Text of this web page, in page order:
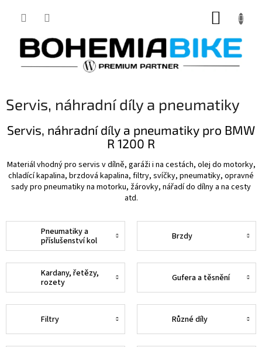
Servis, náhradní díly a pneumatiky
Servis, náhradní díly a pneumatiky pro BMW
R 1200 R
Materiál vhodný pro servis v dílně, garáži i na cestách, olej do motorky,
chladící kapalina, brzdová kapalina, filtry, svíčky, pneumatiky, opravné
sady pro pneumatiky na motorku, žárovky, nářadí do dílny a na cesty
atd.
Pneumatiky a
příslušenství kol
Brzdy
Kardany, řetězy,
rozety
Gufera a těsnění
Filtry Různé díly